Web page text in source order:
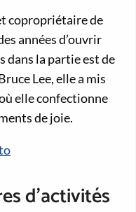
copropriétaire de
années d’ouvrir
dans la partie est de
Lee, elle a mis
elle confectionne
de joie.
d’activités